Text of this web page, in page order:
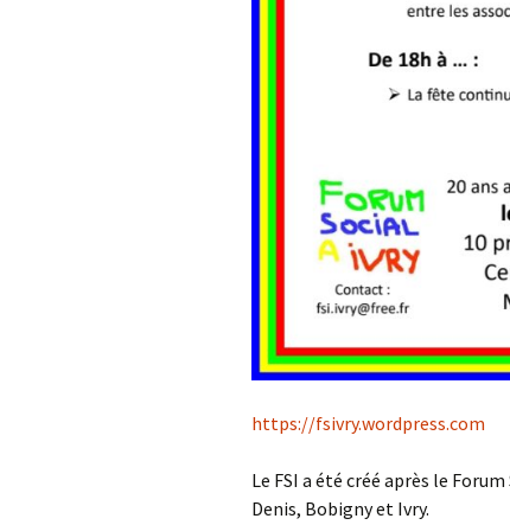
https://fsivry.wordpress.com
Le FSI a été créé après le
Denis, Bobigny et Ivry.